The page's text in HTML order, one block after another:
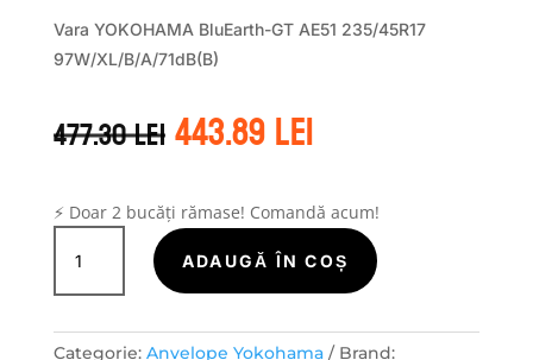
Vara YOKOHAMA BluEarth-GT AE51 235/45R17
97W/XL/B/A/71dB(B)
477.30leiPrețul
inițial
fost:
477.30 lei.
443.89leiPrețul
curent
443.89 lei.
⚡ Doar 2 bucăți rămase! Comandă acum!
Cantitate
Yokohama
BLUEARTH
AE51
ADAUGĂ ÎN COȘ
Categorie: Anvelope Yokohama
Brand: